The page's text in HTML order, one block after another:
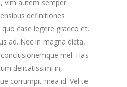
vim autem semper
definitiones
case legere graeco et.
ad. Nec in magna dicta,
mel. Has
delicatissimi in,
corrumpit mea id. Vel te